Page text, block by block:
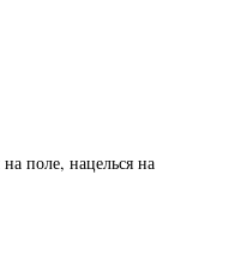
поле, нацелься на